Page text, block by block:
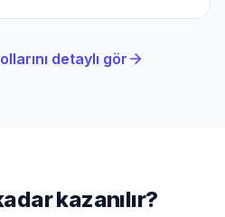
detaylı gör
kazanılır?